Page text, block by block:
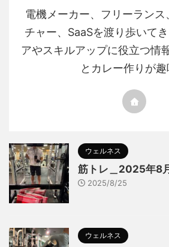
電機メーカー、フリーランス
チャー、SaaSを渡り歩いて
アやスキルアップに役立つ情
とカレー作りが趣
ウェルネス
筋トレ＿2025年8月
2025/8/25
ウェルネス